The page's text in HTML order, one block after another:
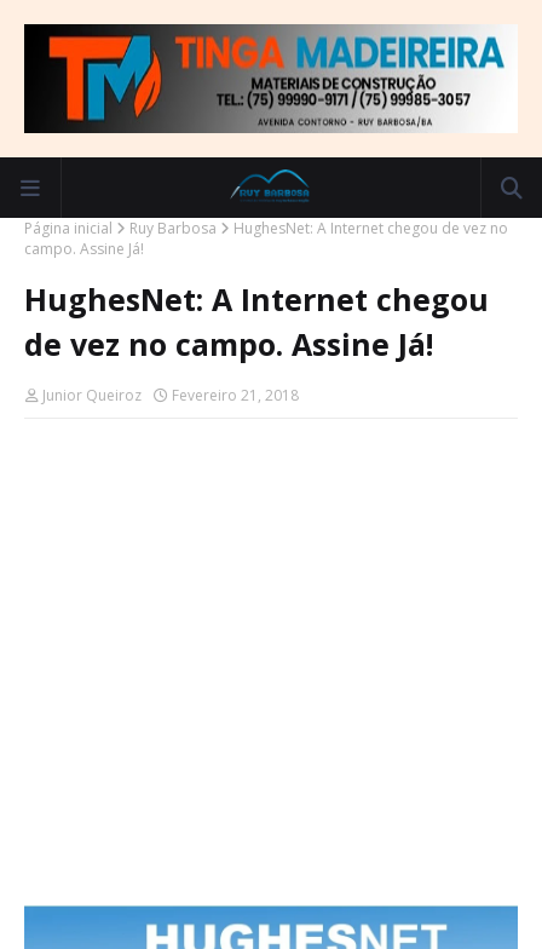
Página inicial Ruy Barbosa
HughesNet: A Internet chegou de vez no
campo. Assine Já!
HughesNet: A Internet chegou
de vez no campo. Assine Já!
Junior Queiroz Fevereiro 21, 2018